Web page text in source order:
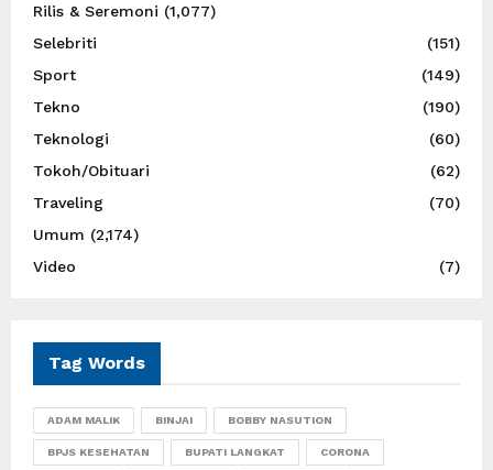
Rilis & Seremoni (1,077)
Selebriti
(151)
Sport
(149)
Tekno
(190)
Teknologi
(60)
Tokoh/Obituari
(62)
Traveling
(70)
Umum (2,174)
Video
(7)
Tag Words
ADAM MALIK BINJAI BOBBY NASUTION
BPJS KESEHATAN BUPATI LANGKAT CORONA